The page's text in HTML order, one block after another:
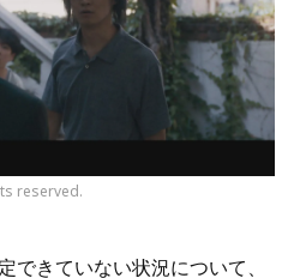
reserved.
できていない状況について、